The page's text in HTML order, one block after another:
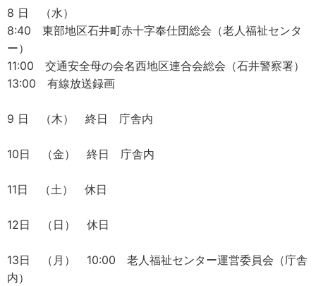
8 日 （水）
8:40 東部地区石井町赤十字奉仕団総会（老人福祉センタ
ー）
11:00 交通安全母の会名西地区連合会総会（石井警察署）
13:00 有線放送録画
9 日 （木） 終日 庁舎内
10日 （金） 終日 庁舎内
11日 （土） 休日
12日 （日） 休日
13日 （月） 10:00 老人福祉センター運営委員会（庁舎
内）